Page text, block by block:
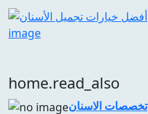
home.read_also
تخصصات الاسنان